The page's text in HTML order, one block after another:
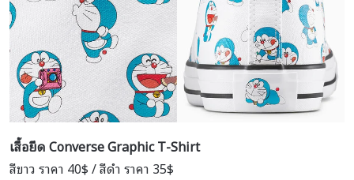
เสื้อยืดConverse Graphic T-Shirt
สีขาว ราคา 40$ / สีดำ ราคา 35$